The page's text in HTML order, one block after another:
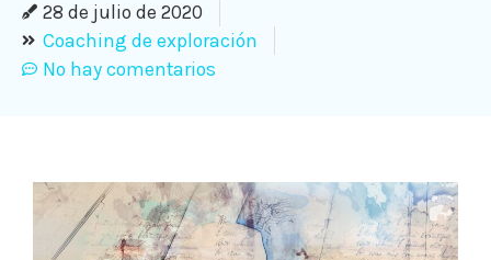
28 de julio de 2020
Coaching de exploración
No hay comentarios